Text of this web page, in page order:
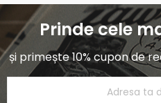
Prinde cele
și primește 10% cupon de